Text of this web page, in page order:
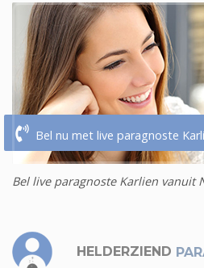
Bel nu met live paragnoste
Bel live paragnoste Karlien vanuit
HELDERZIEND